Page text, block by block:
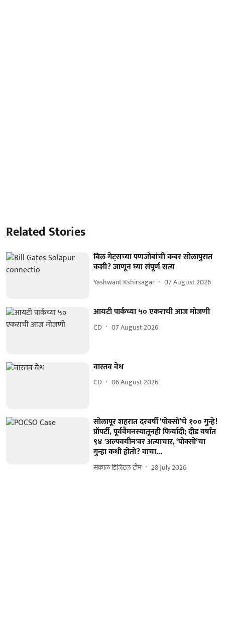
Related Stories
बिल गेट्सच्या पणजोबांची कबर सोलापुरात
कशी? जाणून घ्या संपूर्ण सत्य
Yashwant Kshirsagar 07 August 2026
आयटी पार्कच्या ५० एकराची आज मोजणी
CD 07 August 2026
वास्तव वेध
CD 06 August 2026
सोलापूर शहरात दरवर्षी ‘पोक्सो’चे १०० गुन्हे!
प्रॉपर्टी, पूर्ववैमनस्यातूनही फिर्यादी; दीड वर्षांत
९४ 'अल्पवयीन'वर अत्याचार, ‘पोक्सो’चा
गुन्हा कधी होतो? वाचा...
सकाळ डिजिटल टीम 28 July 2026